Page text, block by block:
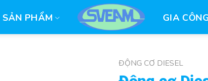
SẢN PHẨM GIA
ĐỘNG CƠ DIESEL